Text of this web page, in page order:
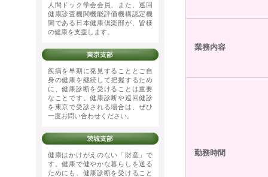
人間ドック学会会員、また、巡回
健康診査機関機能評価機構認定機
関である日本健康倶楽部が、皆様
の健康を支援します。
疾病を早期に発見することとご自
身の健康を継続して把握するため
に、健康診断を受けることは重要
なことです。健康診断や巡回健診
を東京で受診される場合は、ぜひ
一度お問い合わせください。
健康はかけがえのない「財産」で
す。健康で健やかな暮らしを送る
ためにも、健康診断を受けること
業務内容
勤務時間